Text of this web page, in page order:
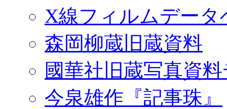
X線フィルムデータ
森岡柳蔵旧蔵資料
國華社旧蔵写真資
今泉雄作『記事珠』